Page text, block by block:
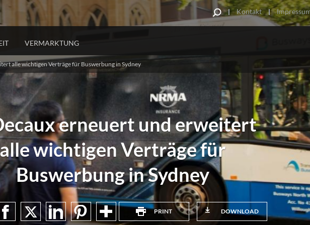
Kontakt
URBANE KOMMUNIKATION
Stadtinformationen
Bevölkerungsschutz
GEPFLEGTES STADTBILD
Service mit hoher Qualität
Öffentliche City-Toiletten
VERMARKTUNG
alle wichtigen Verträge für Buswerbung in Sydney
erneuert und erweitert
alle wichtigen Verträge für
Buswerbung in Sydney
PRINT DOWNLOAD